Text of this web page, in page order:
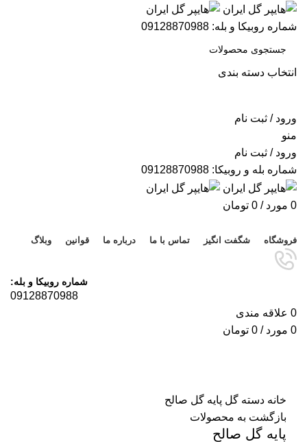
شماره روبیکا و بله: 09128870988
انتخاب دسته بندی
ورود / ثبت نام
منو
ورود / ثبت نام
شماره بله و روبیکا: 09128870988
0 مورد /
0 تومان
فروشگاه شگفت انگیز تماس با ما درباره ما قوانین وبلاگ
شماره روبیکا و بله:
09128870988
0 علاقه مندی
0 مورد /
0 تومان
خانه دسته گل پایه گل صالح
بازگشت به محصولات
پایه گل صالح